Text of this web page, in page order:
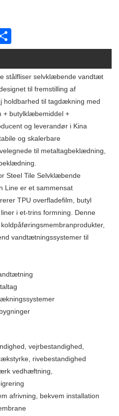
stålfliser selvklæbende vandtæt
til fremstilling af
til tagdækning med
+ butylklæbemiddel +
og leverandør i Kina
og skalerbare
til metaltagbeklædning,
Steel Tile Selvklæbende
Line er et sammensat
TPU overfladefilm, butyl
i et-trins formning. Denne
vandtætningssystemer til
vejrbestandighed,
rivebestandighed
vedhæftning,
afrivning, bekvem installation